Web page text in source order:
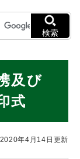
検索
及び
式
年4月14日更新